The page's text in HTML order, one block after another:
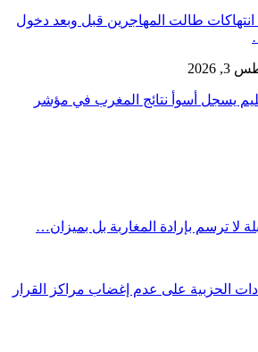
طالت المهاجرين قبل وبعد دخول
2026
التعليم يسجل أسوأ نتائج المغرب في مؤشر
لا ترسم بإرادة المغاربة بل بميزان…
الحزبية على عدم إغضاب مراكز القرار